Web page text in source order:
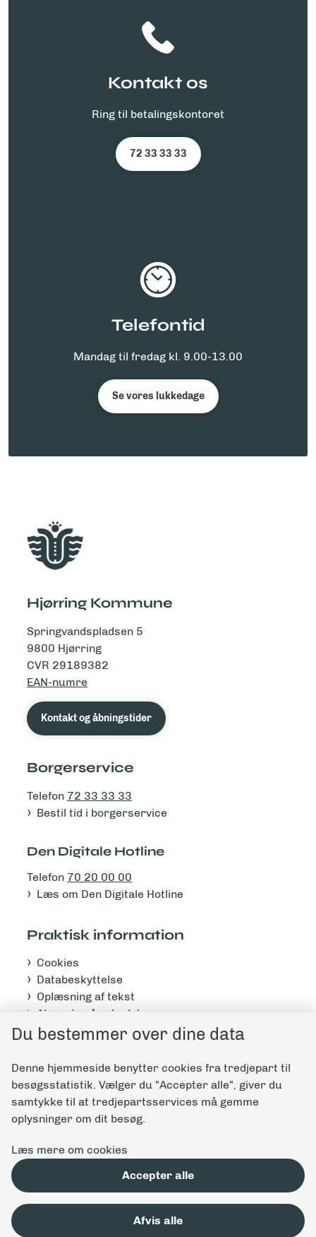
Kontakt os
Ring til betalingskontoret
72 33 33 33
Telefontid
Mandag til fredag kl. 9.00-13.00
Se vores lukkedage
Hjørring Kommune
Springvandspladsen 5
9800 Hjørring
CVR 29189382
EAN-numre
Kontakt og åbningstider
Borgerservice
Telefon 72 33 33 33
Bestil tid i borgerservice
Den Digitale Hotline
Telefon 70 20 00 00
Læs om Den Digitale Hotline
Praktisk information
Cookies
Databeskyttelse
Oplæsning af tekst
Abonnér på nyhedsbrev
Tilgængelighedserklæring
Giv feedback til denne side
Du bestemmer over dine data
Denne hjemmeside benytter cookies fra tredjepart til
besøgsstatistik. Vælger du "Accepter alle", giver du
samtykke til at tredjepartsservices må gemme
oplysninger om dit besøg.
Læs mere om cookies
Accepter alle
Afvis alle